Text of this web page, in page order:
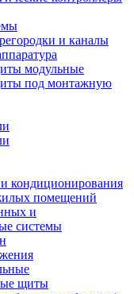
и каналы
модульные
под монтажную
кондиционирования
помещений
и
системы
щиты